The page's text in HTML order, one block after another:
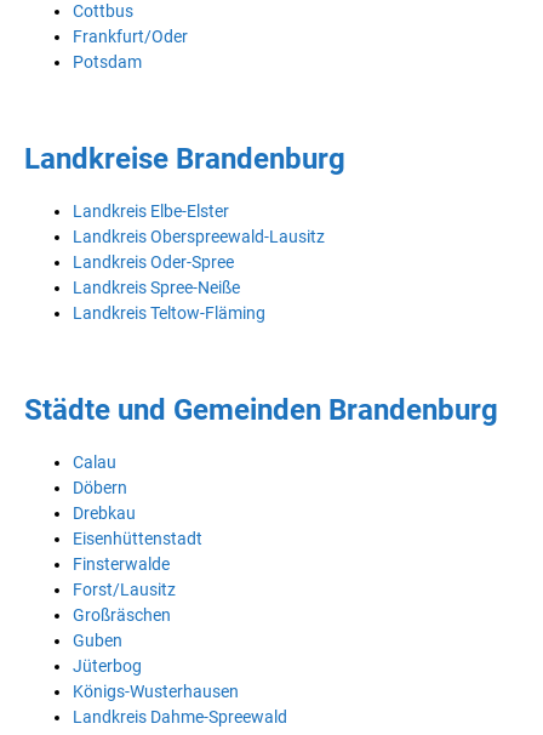
Cottbus
Frankfurt/Oder
Potsdam
Landkreise Brandenburg
Landkreis Elbe-Elster
Landkreis Oberspreewald-Lausitz
Landkreis Oder-Spree
Landkreis Spree-Neiße
Landkreis Teltow-Fläming
Städte und Gemeinden Brandenburg
Calau
Döbern
Drebkau
Eisenhüttenstadt
Finsterwalde
Forst/Lausitz
Großräschen
Guben
Jüterbog
Königs-Wusterhausen
Landkreis Dahme-Spreewald